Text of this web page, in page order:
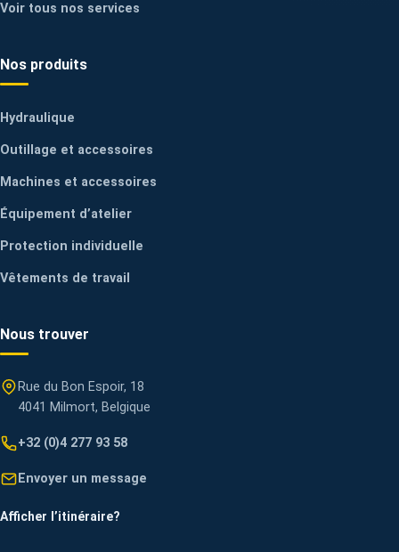
Voir tous nos services
Nos produits
Hydraulique
Outillage et accessoires
Machines et accessoires
Équipement d’atelier
Protection individuelle
Vêtements de travail
Nous trouver
Rue du Bon Espoir, 18
4041 Milmort, Belgique
+32 (0)4 277 93 58
Envoyer un message
Afficher l’itinéraire?